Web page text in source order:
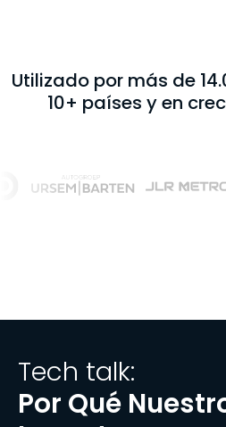
Utilizado por más de
10+ países y en
Tech talk:
Por Qué